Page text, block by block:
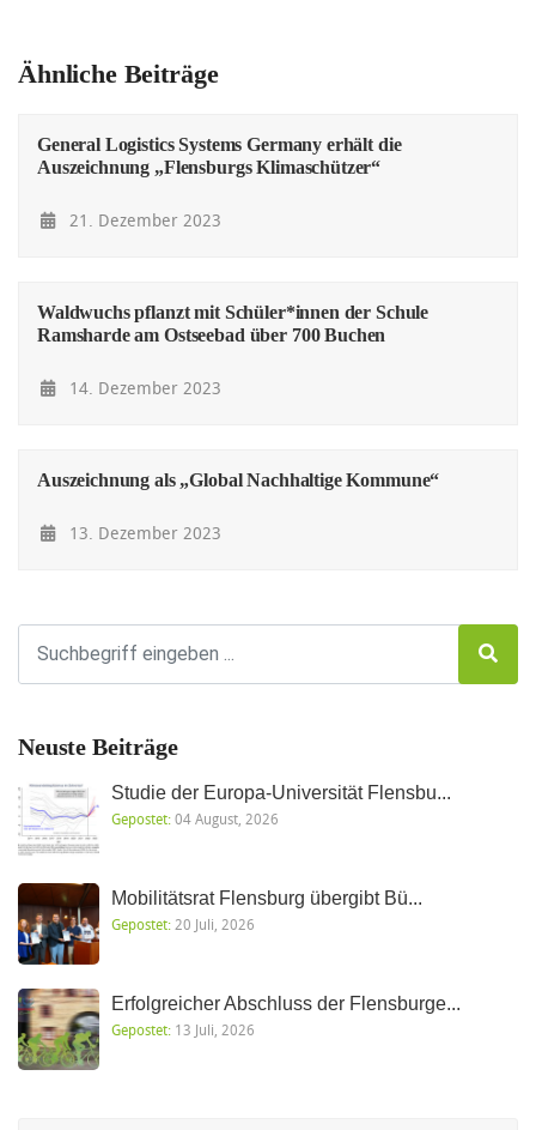
Ähnliche Beiträge
General Logistics Systems Germany erhält die
Auszeichnung „Flensburgs Klimaschützer“
21. Dezember 2023
Waldwuchs pflanzt mit Schüler*innen der Schule
Ramsharde am Ostseebad über 700 Buchen
14. Dezember 2023
Auszeichnung als „Global Nachhaltige Kommune“
13. Dezember 2023
Neuste Beiträge
Studie der Europa-Universität Flensbu...
Gepostet:04 August, 2026
Mobilitätsrat Flensburg übergibt Bü...
Gepostet: 20 Juli, 2026
Erfolgreicher Abschluss der Flensburge...
Gepostet: 13 Juli, 2026